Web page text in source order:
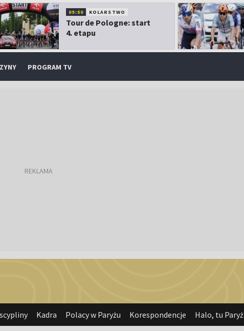
09:50 KOLARSTWO
Tour de Pologne: start
4. etapu
PROGRAM TV
Kadra Polacy w Paryżu Korespondencje Halo, tu Paryż